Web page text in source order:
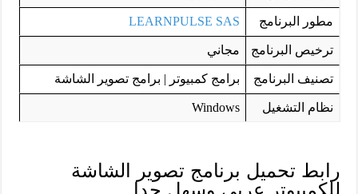
مطور البرنامج LEARNPULSE SAS
ترخيص البرنامج مجاني
تصنيف البرنامج برامج كمبيوتر | برامج تصوير الشاشة
نظام التشغيل Windows
رابط تحميل برنامج تصوير الشاشة
للكمبيوتر عربي وسهل جدا